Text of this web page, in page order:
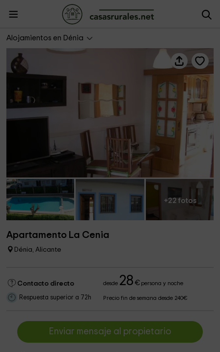
Alojamientos en Dénia
Apartamento La Cenia
+22 fotos
Apartamento La Cenia
Dénia, Alicante
Contacto directo desde 28 €persona y noche
Respuesta superior a 72h Precio fin de semana desde 240€
Enviar mensaje al propietario